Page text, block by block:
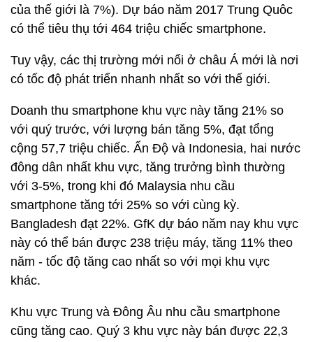
của thế giới là 7%). Dự báo năm 2017 Trung Quôc
có thể tiêu thụ tới 464 triệu chiếc smartphone.
Tuy vậy, các thị trường mới nổi ở châu Á mới là nơi
có tốc độ phát triển nhanh nhất so với thế giới.
Doanh thu smartphone khu vực này tăng 21% so
với quý trước, với lượng bán tăng 5%, đạt tổng
cộng 57,7 triệu chiếc. Ấn Độ và Indonesia, hai nước
đông dân nhất khu vực, tăng trưởng bình thường
với 3-5%, trong khi đó Malaysia nhu cầu
smartphone tăng tới 25% so với cùng kỳ.
Bangladesh đạt 22%. GfK dự báo năm nay khu vực
này có thể bán được 238 triệu máy, tăng 11% theo
năm - tốc độ tăng cao nhất so với mọi khu vực
khác.
Khu vực Trung và Đông Âu nhu cầu smartphone
cũng tăng cao. Quý 3 khu vực này bán được 22,3